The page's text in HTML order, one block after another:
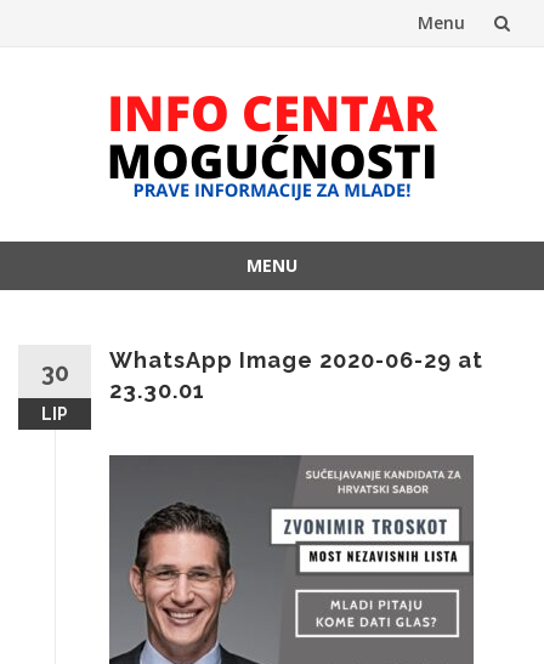
Menu
MENU
30
LIP
WhatsApp Image 2020-06-29 at
23.30.01